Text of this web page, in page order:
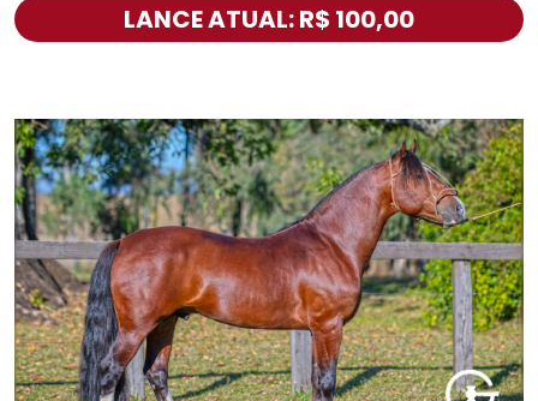
LANCE ATUAL: R$ 100,00